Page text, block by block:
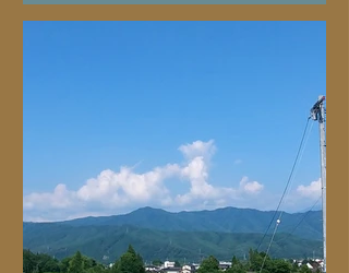
る手作業ならではの味わいとして感じ
て頂けたら嬉しいです。 ミルグレイン
のネックレスに合わせたデザインなの
で、ネックレスとセットでもお勧めで
す。新作展にと思っていて間に合わず
💦このタイミングで販売します♪ ・
SV925/直径約1.5㎝ ・チェーンピアス